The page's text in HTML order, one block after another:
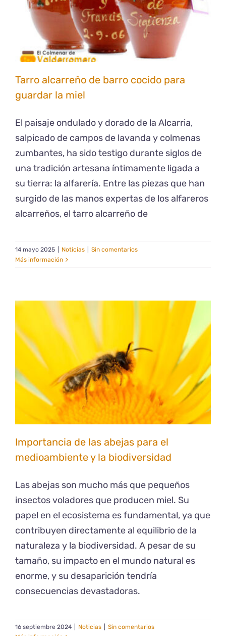
Tarro alcarreño de barro cocido para
guardar la miel
El paisaje ondulado y dorado de la Alcarria,
salpicado de campos de lavanda y colmenas
zumbantes, ha sido testigo durante siglos de
una tradición artesana íntimamente ligada a
su tierra: la alfarería. Entre las piezas que han
surgido de las manos expertas de los alfareros
alcarreños, el tarro alcarreño de
14 mayo 2025 Noticias
Sin comentarios
Más información
Importancia de las abejas para el
medioambiente y la biodiversidad
Las abejas son mucho más que pequeños
insectos voladores que producen miel. Su
papel en el ecosistema es fundamental, ya que
contribuyen directamente al equilibrio de la
naturaleza y la biodiversidad. A pesar de su
tamaño, su impacto en el mundo natural es
enorme, y su desaparición tendría
consecuencias devastadoras.
16 septiembre 2024 Noticias
Sin comentarios